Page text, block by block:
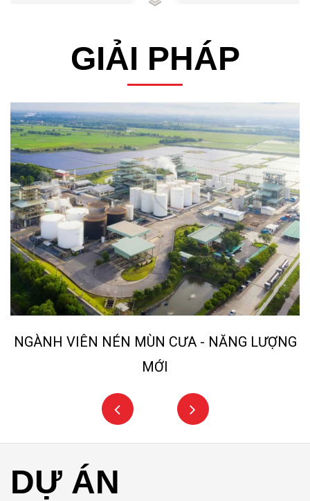
GIẢI PHÁP
NGÀNH VIÊN NÉN MÙN CƯA - NĂNG LƯỢNG
MỚI
DỰ ÁN